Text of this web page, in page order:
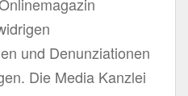
und Denunziationen
Die Media Kanzlei